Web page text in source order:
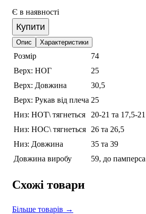
Є в наявності
Купити
Опис Характеристики
Розмір
74
Верх: НОГ
25
Верх: Довжина
30,5
Верх: Рукав від плеча 25
Низ: НОТ\ тягнеться
20-21 та 17,5-21
Низ: НОС\ тягнеться
26 та 26,5
Низ: Довжина
35 та 39
Довжина виробу
59, до
Схожі товари
Більше товарів →